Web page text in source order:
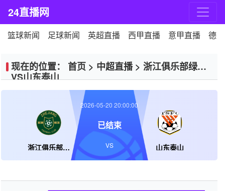
24直播网
篮球新闻 足球新闻 英超直播 西甲直播 意甲直播 德
现在的位置： 首页 > 中超直播> 浙江俱乐部绿城
VS山东泰山
浙江俱乐部绿城 山东泰山
2026-05-20 20:00:00
已结束
VS